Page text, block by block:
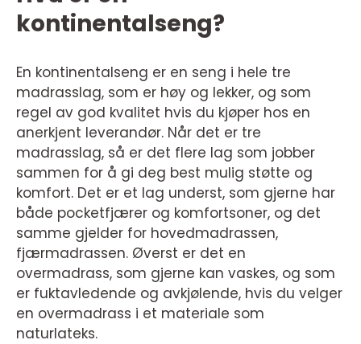
kontinentalseng?
En kontinentalseng er en seng i hele tre
madrasslag, som er høy og lekker, og som
regel av god kvalitet hvis du kjøper hos en
anerkjent leverandør. Når det er tre
madrasslag, så er det flere lag som jobber
sammen for å gi deg best mulig støtte og
komfort. Det er et lag underst, som gjerne har
både pocketfjærer og komfortsoner, og det
samme gjelder for hovedmadrassen,
fjærmadrassen. Øverst er det en
overmadrass, som gjerne kan vaskes, og som
er fuktavledende og avkjølende, hvis du velger
en overmadrass i et materiale som
naturlateks.